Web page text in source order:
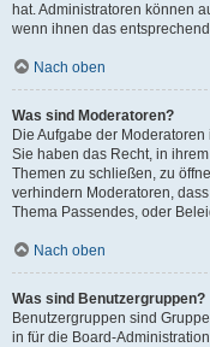
hat. Administratoren können
wenn ihnen das
Nach oben
Was sind Moderatoren?
Die Aufgabe der
Sie haben das Recht, in
Themen zu schließen, zu
verhindern Moderatoren,
Thema Passendes, oder
Nach oben
Was sind Benutzergruppen?
Benutzergruppen sind
in für die Board-